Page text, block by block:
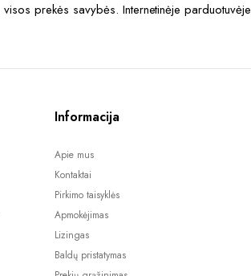
prekės savybės. Internetinėje parduotuvėje
Informacija
Apie mus
Kontaktai
Pirkimo taisyklės
Apmokėjimas
Lizingas
Baldų pristatymas